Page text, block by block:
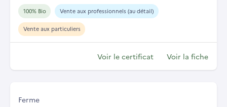
100% Bio Vente aux professionnels (au détail)
Vente aux particuliers
Voir le certificat Voir la fiche
Ferme